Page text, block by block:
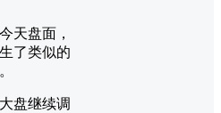
天盘面，
了类似的
盘继续调